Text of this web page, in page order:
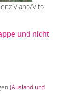
Viano/Vito
und nicht
(Ausland und